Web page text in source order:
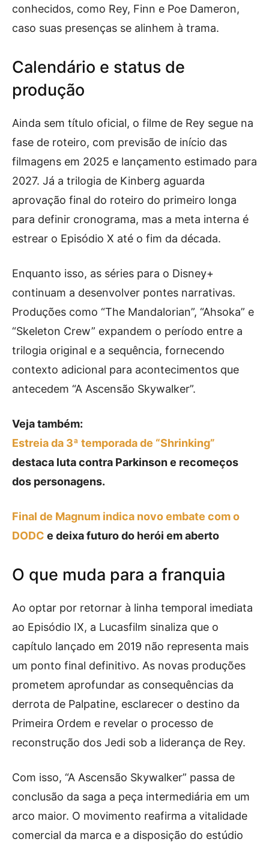
conhecidos, como Rey, Finn e Poe Dameron,
caso suas presenças se alinhem à trama.
Calendário e status de
produção
Ainda sem título oficial, o filme de Rey segue na
fase de roteiro, com previsão de início das
filmagens em 2025 e lançamento estimado para
2027. Já a trilogia de Kinberg aguarda
aprovação final do roteiro do primeiro longa
para definir cronograma, mas a meta interna é
estrear o Episódio X até o fim da década.
Enquanto isso, as séries para o Disney+
continuam a desenvolver pontes narrativas.
Produções como “The Mandalorian”, “Ahsoka” e
“Skeleton Crew” expandem o período entre a
trilogia original e a sequência, fornecendo
contexto adicional para acontecimentos que
antecedem “A Ascensão Skywalker”.
Veja também:
Estreia da 3ª temporada de “Shrinking”
destaca luta contra Parkinson e recomeços
dos personagens.
Final de Magnum indica novo embate com o
DODC e deixa futuro do herói em aberto
O que muda para a franquia
Ao optar por retornar à linha temporal imediata
ao Episódio IX, a Lucasfilm sinaliza que o
capítulo lançado em 2019 não representa mais
um ponto final definitivo. As novas produções
prometem aprofundar as consequências da
derrota de Palpatine, esclarecer o destino da
Primeira Ordem e revelar o processo de
reconstrução dos Jedi sob a liderança de Rey.
Com isso, “A Ascensão Skywalker” passa de
conclusão da saga a peça intermediária em um
arco maior. O movimento reafirma a vitalidade
comercial da marca e a disposição do estúdio